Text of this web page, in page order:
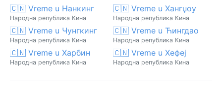
🇨🇳 Vreme u Нанкинг
Народна република Кина
🇨🇳 Vreme u Хангџоу
Народна република Кина
🇨🇳 Vreme u Чунгкинг
Народна република Кина
🇨🇳 Vreme u Ћингдао
Народна република Кина
🇨🇳 Vreme u Харбин
Народна република Кина
🇨🇳 Vreme u Хефеј
Народна република Кина